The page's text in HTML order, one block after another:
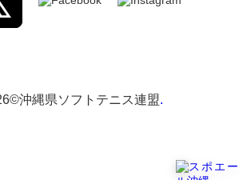
沖縄県ソフトテニス連盟.